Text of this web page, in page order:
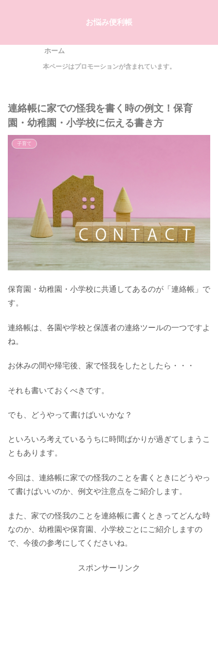
お悩み便利帳
ホーム
本ページはプロモーションが含まれています。
連絡帳に家での怪我を書く時の例文！保育
園・幼稚園・小学校に伝える書き方
子育て
保育園・幼稚園・小学校に共通してあるのが「連絡帳」で
す。
連絡帳は、各園や学校と保護者の連絡ツールの一つですよ
ね。
お休みの間や帰宅後、家で怪我をしたとしたら・・・
それも書いておくべきです。
でも、どうやって書けばいいかな？
といろいろ考えているうちに時間ばかりが過ぎてしまうこ
ともあります。
今回は、連絡帳に家での怪我のことを書くときにどうやっ
て書けばいいのか、例文や注意点をご紹介します。
また、家での怪我のことを連絡帳に書くときってどんな時
なのか、幼稚園や保育園、小学校ごとにご紹介しますの
で、今後の参考にしてくださいね。
スポンサーリンク